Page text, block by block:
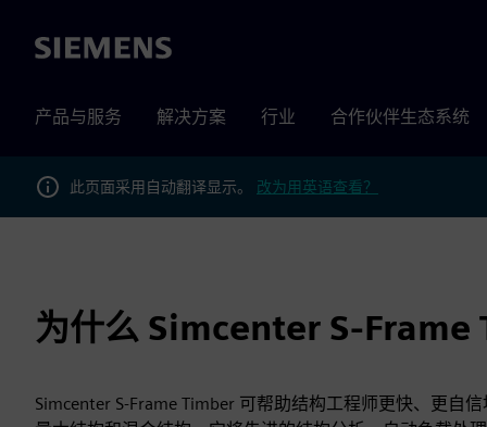
Siemens
产品与服务 解决方案 行业 合作伙伴生态系统
此页面采用自动翻译显示。 改为用英语查看？
为什么 Simcenter S-Frame
Simcenter S-Frame Timber 可帮助结构工程师更快、更自